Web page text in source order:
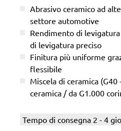
Abrasivo ceramico ad
settore automotive
Rendimento di
di levigatura preciso
Finitura più uniforme
flessibile
Miscela di ceramica (G40
ceramica / da G1.000
Tempo di consegna 2 - 4